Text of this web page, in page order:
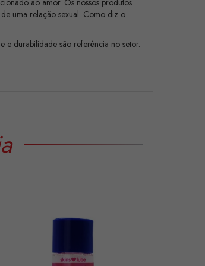
ao amor. Os nossos produtos
uma relação sexual. Como diz o
e durabilidade são referência no setor.